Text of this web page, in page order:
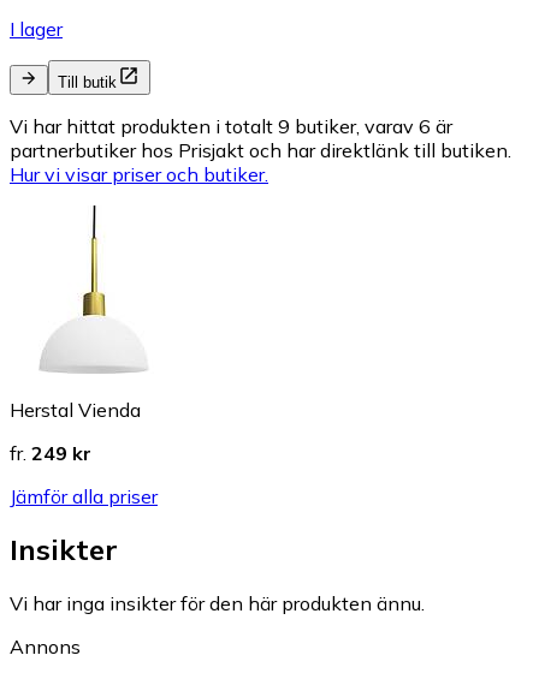
I lager
Till butik
Vi har hittat produkten i totalt 9 butiker, varav 6 är
partnerbutiker hos Prisjakt och har direktlänk till butiken.
Hur vi visar priser och butiker.
Herstal Vienda
fr. 249 kr
Jämför alla priser
Insikter
Vi har inga insikter för den här produkten ännu.
Annons